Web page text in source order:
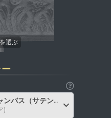
バス（サテン）
)